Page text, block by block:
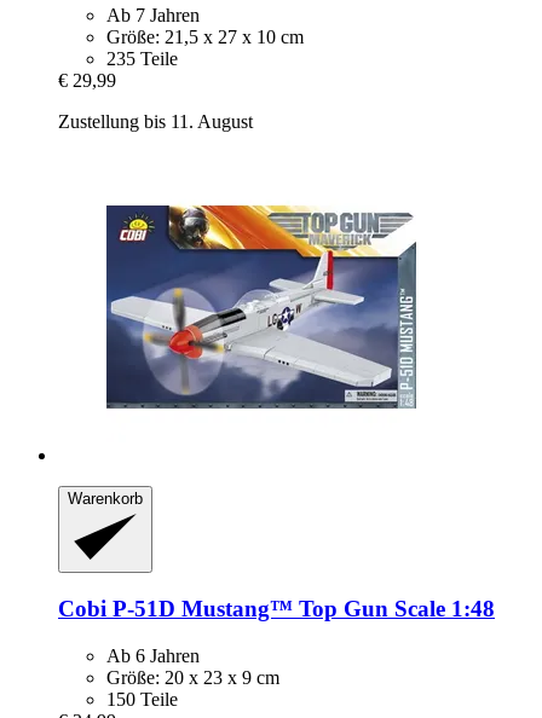
Ab 7 Jahren
Größe: 21,5 x 27 x 10 cm
235 Teile
€ 29,99
Zustellung bis 11. August
Warenkorb
Cobi P-​51D Mustang™ Top Gun Scale 1:48
Ab 6 Jahren
Größe: 20 x 23 x 9 cm
150 Teile